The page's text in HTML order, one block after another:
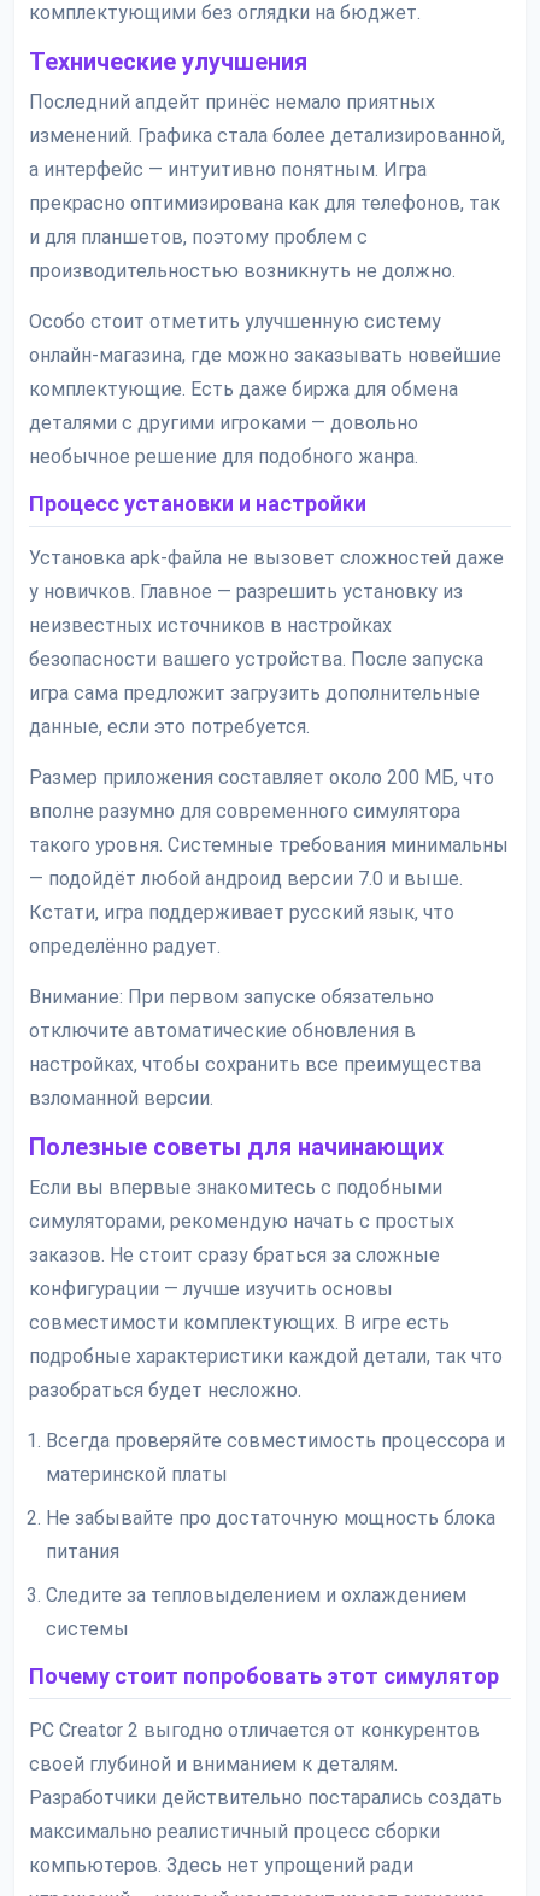
комплектующими без оглядки на бюджет.
Технические улучшения
Последний апдейт принёс немало приятных
изменений. Графика стала более детализированной,
а интерфейс — интуитивно понятным. Игра
прекрасно оптимизирована как для телефонов, так
и для планшетов, поэтому проблем с
производительностью возникнуть не должно.
Особо стоит отметить улучшенную систему
онлайн-магазина, где можно заказывать новейшие
комплектующие. Есть даже биржа для обмена
деталями с другими игроками — довольно
необычное решение для подобного жанра.
Процесс установки и настройки
Установка apk-файла не вызовет сложностей даже
у новичков. Главное — разрешить установку из
неизвестных источников в настройках
безопасности вашего устройства. После запуска
игра сама предложит загрузить дополнительные
данные, если это потребуется.
Размер приложения составляет около 200 МБ, что
вполне разумно для современного симулятора
такого уровня. Системные требования минимальны
— подойдёт любой андроид версии 7.0 и выше.
Кстати, игра поддерживает русский язык, что
определённо радует.
Внимание: При первом запуске обязательно
отключите автоматические обновления в
настройках, чтобы сохранить все преимущества
взломанной версии.
Полезные советы для начинающих
Если вы впервые знакомитесь с подобными
симуляторами, рекомендую начать с простых
заказов. Не стоит сразу браться за сложные
конфигурации — лучше изучить основы
совместимости комплектующих. В игре есть
подробные характеристики каждой детали, так что
разобраться будет несложно.
Всегда проверяйте совместимость процессора и
материнской платы
Не забывайте про достаточную мощность блока
питания
Следите за тепловыделением и охлаждением
системы
Почему стоит попробовать этот симулятор
PC Creator 2 выгодно отличается от конкурентов
своей глубиной и вниманием к деталям.
Разработчики действительно постарались создать
максимально реалистичный процесс сборки
компьютеров. Здесь нет упрощений ради